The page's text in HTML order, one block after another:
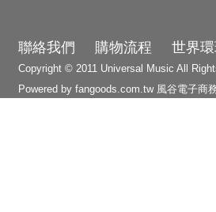
聯絡我們 購物流程 世界
Copyright © 2011 Universal Music All
Powered by fangoods.com.tw 風谷電子商